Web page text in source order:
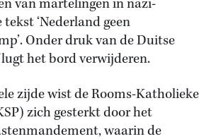
van martelingen in nazi-
‘Nederland geen
Onder druk van de Duitse
het bord verwijderen.
zijde wist de Rooms-Katholieke
zich gesterkt door het
waarin de